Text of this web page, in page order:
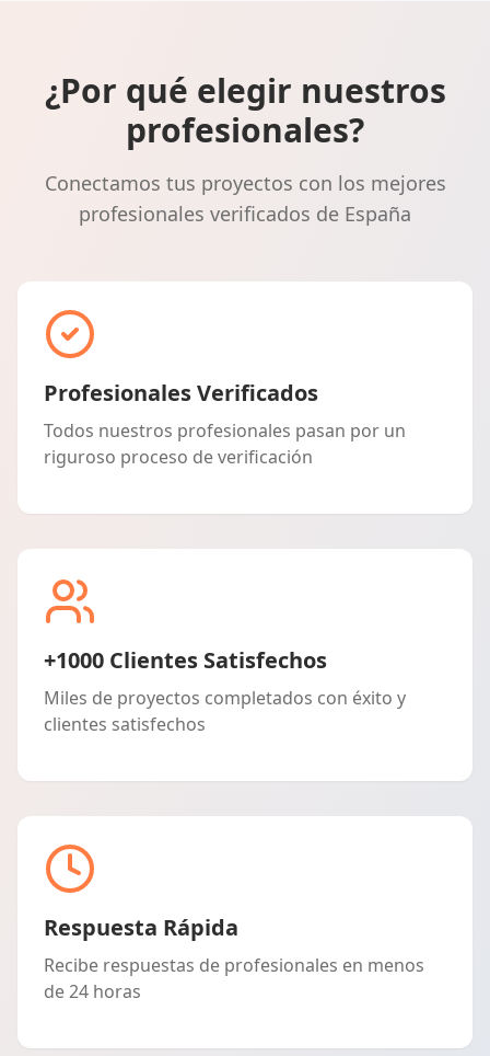
¿Por qué elegir nuestros
profesionales?
Conectamos tus proyectos con los mejores
profesionales verificados de España
Profesionales Verificados
Todos nuestros profesionales pasan por un
riguroso proceso de verificación
+1000 Clientes Satisfechos
Miles de proyectos completados con éxito y
clientes satisfechos
Respuesta Rápida
Recibe respuestas de profesionales en menos
de 24 horas